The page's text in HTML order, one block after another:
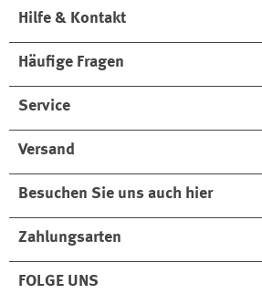
Hilfe & Kontakt
Häufige Fragen
Service
Versand
Besuchen Sie uns auch hier
Zahlungsarten
FOLGE UNS